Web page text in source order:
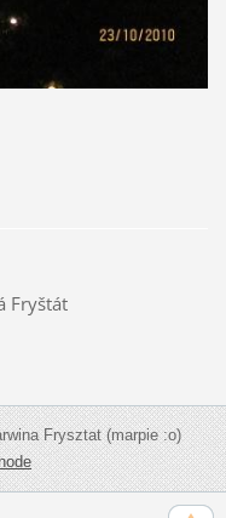
Fryštát
Frysztat (marpie :o)